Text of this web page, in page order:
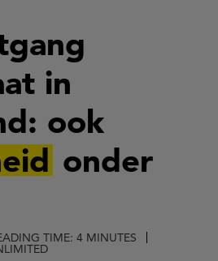
in
ook
onder
TIME: 4 MINUTES